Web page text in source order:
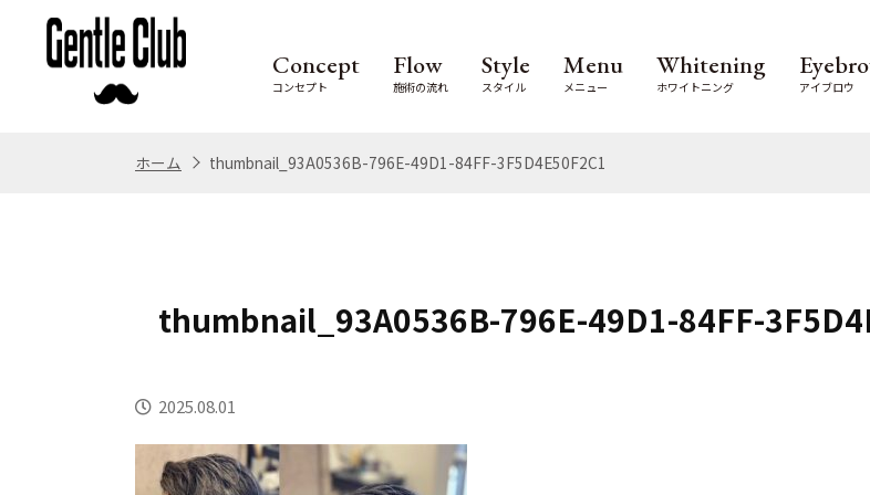
Concept
コンセプト
Flow
施術の流れ
Style
スタイル
Menu
メニュー
Whitening
ホワイトニング アイブロウ
ホーム thumbnail_93A0536B-796E-49D1-84FF-3F5D4E50F2C1
thumbnail_93A0536B-796E-49D1-84FF-
2025.08.01